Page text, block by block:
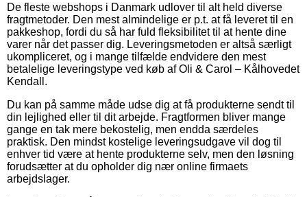
De fleste webshops i Danmark udlover til alt held diverse
fragtmetoder. Den mest almindelige er p.t. at få leveret til en
pakkeshop, fordi du så har fuld fleksibilitet til at hente dine
varer når det passer dig. Leveringsmetoden er altså særligt
ukompliceret, og i mange tilfælde endvidere den mest
betalelige leveringstype ved køb af Oli & Carol – Kålhovedet
Kendall.
Du kan på samme måde udse dig at få produkterne sendt til
din lejlighed eller til dit arbejde. Fragtformen bliver mange
gange en tak mere bekostelig, men endda særdeles
praktisk. Den mindst kostelige leveringsudgave vil dog til
enhver tid være at hente produkterne selv, men den løsning
forudsætter at du opholder dig nær online firmaets
arbejdslager.